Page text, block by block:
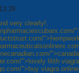
very clearly!.
">lovely lilith
">buy viagra